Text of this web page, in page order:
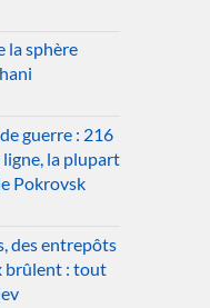
la sphère
guerre : 216
la plupart
Pokrovsk
des entrepôts
brûlent : tout